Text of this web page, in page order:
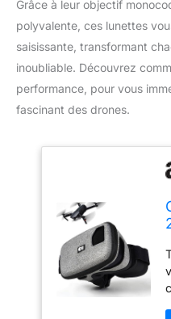
Grâce à leur objectif
polyvalente, ces lunettes
saisissante, transformant
inoubliable. Découvrez
performance, pour vous
fascinant des drones.